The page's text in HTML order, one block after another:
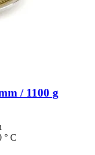
/ 1100 g
° C